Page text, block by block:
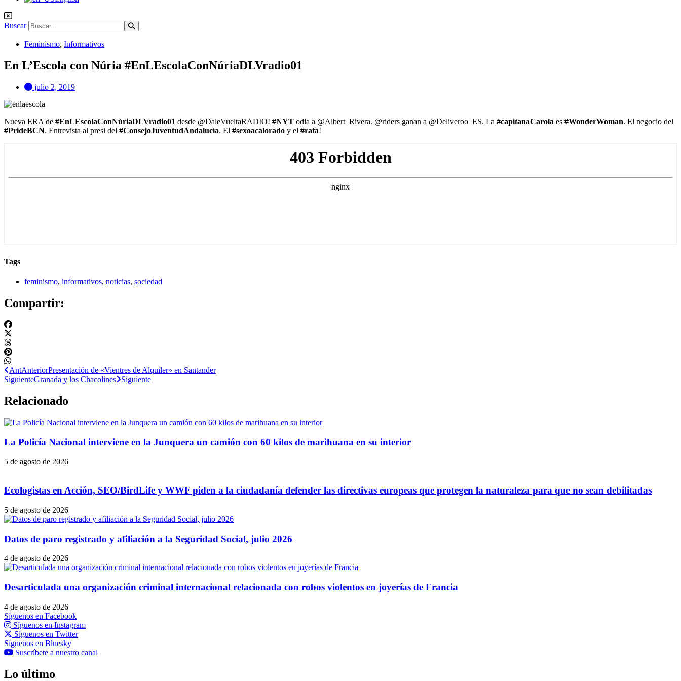
Buscar
Feminismo, Informativos
En L’Escola con Núria #EnLEscolaConNúriaDLVradio01
julio 2, 2019
Nueva ERA de #EnLEscolaConNúriaDLVradio01 desde @DaleVueltaRADIO! #NYT odia a @Albert_Rivera. @riders ganan a @Deliveroo_ES. La #capitanaCarola es #WonderWoman. El negocio del
#PrideBCN. Entrevista al presi del #ConsejoJuventudAndalucía. El #sexoacalorado y el #rata!
Tags
feminismo, informativos, noticias, sociedad
Compartir:
AntAnteriorPresentación de «Vientres de Alquiler» en Santander
SiguienteGranada y los Chacolines Siguiente
Relacionado
La Policía Nacional interviene en la Junquera un camión con 60 kilos de marihuana en su interior
5 de agosto de 2026
Ecologistas en Acción, SEO/BirdLife y WWF piden a la ciudadanía defender las directivas europeas que protegen la naturaleza para que no sean debilitadas
5 de agosto de 2026
Datos de paro registrado y afiliación a la Seguridad Social, julio 2026
4 de agosto de 2026
Desarticulada una organización criminal internacional relacionada con robos violentos en joyerías de Francia
4 de agosto de 2026
Síguenos en Facebook
Síguenos en Instagram
Síguenos en Twitter
Síguenos en Bluesky
Suscríbete a nuestro canal
Lo último